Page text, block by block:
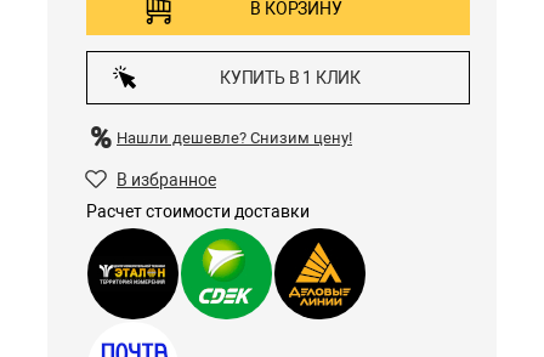
В КОРЗИНУ
КУПИТЬ В 1 КЛИК
Нашли дешевле? Снизим цену!
В избранное
Расчет стоимости доставки